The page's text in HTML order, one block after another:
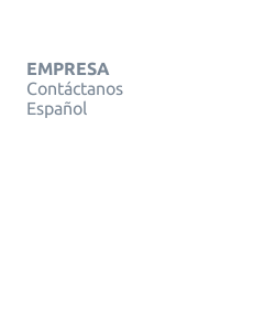
EMPRESA
Contáctanos
Español